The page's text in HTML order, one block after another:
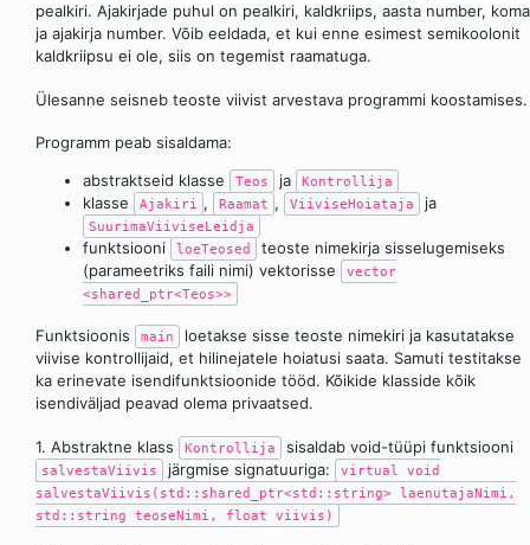
pealkiri. Ajakirjade puhul on pealkiri, kaldkriips, aasta number, koma
ja ajakirja number. Võib eeldada, et kui enne esimest semikoolonit
kaldkriipsu ei ole, siis on tegemist raamatuga.
Ülesanne seisneb teoste viivist arvestava programmi koostamises.
Programm peab sisaldama:
abstraktseid klasse
Teos ja Kontrollija
klasse Ajakiri , Raamat , ViiviseHoiataja ja
SuurimaViiviseLeidja
funktsiooni loeTeosed
teoste nimekirja sisselugemiseks
(parameetriks faili nimi) vektorisse
vector
<shared_ptr<Teos>>
Funktsioonis main
loetakse sisse teoste nimekiri ja kasutatakse
viivise kontrollijaid, et hilinejatele hoiatusi saata. Samuti testitakse
ka erinevate isendifunktsioonide tööd. Kõikide klasside kõik
isendiväljad peavad olema privaatsed.
1. Abstraktne klass Kontrollija sisaldab void-tüüpi funktsiooni
salvestaViivis järgmise signatuuriga:
virtual void
salvestaViivis(std::shared_ptr<std::string> laenutajaNimi,
std::string teoseNimi, float viivis)